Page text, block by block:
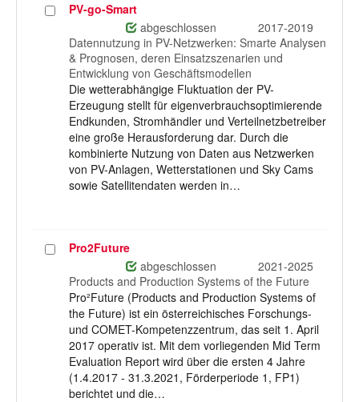
ProjektPV-go-Smart
abgeschlossen
2017-2019
Datennutzung in PV-Netzwerken: Smarte Analysen
& Prognosen, deren Einsatzszenarien und
Entwicklung von Geschäftsmodellen
Die wetterabhängige Fluktuation der PV-
Erzeugung stellt für eigenverbrauchsoptimierende
Endkunden, Stromhändler und Verteilnetzbetreiber
eine große Herausforderung dar. Durch die
kombinierte Nutzung von Daten aus Netzwerken
von PV-Anlagen, Wetterstationen und Sky Cams
sowie Satellitendaten werden in…
ProjektPro2Future
abgeschlossen
2021-2025
Products and Production Systems of the Future
Pro²Future (Products and Production Systems of
the Future) ist ein österreichisches Forschungs-
und COMET-Kompetenzzentrum, das seit 1. April
2017 operativ ist. Mit dem vorliegenden Mid Term
Evaluation Report wird über die ersten 4 Jahre
(1.4.2017 - 31.3.2021, Förderperiode 1, FP1)
berichtet und die…